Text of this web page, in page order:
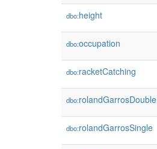
dbo:height
dbo:occupation
dbo:racketCatching
dbo:rolandGarrosDouble
dbo:rolandGarrosSingle